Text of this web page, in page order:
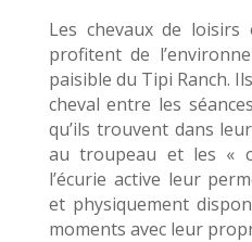
Les chevaux de
profitent de
paisible du Tipi Ranch.
cheval entre les
qu’ils trouvent dans
au troupeau et les «
l’écurie active leur
et physiquement
moments avec leur